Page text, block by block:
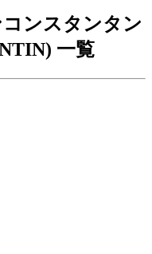
ンスタンタン
一覧